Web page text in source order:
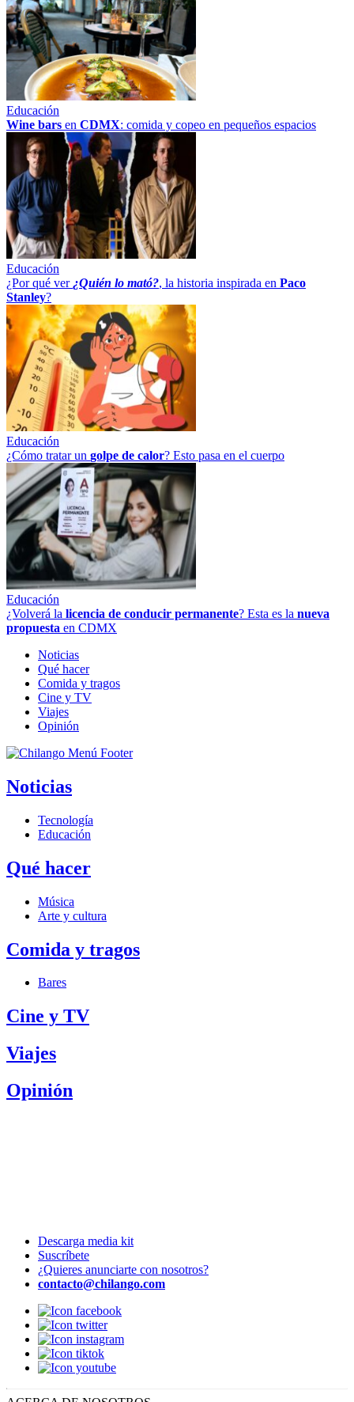
Educación
Wine bars en CDMX: comida y copeo en pequeños espacios
Educación
¿Por qué ver ¿Quién lo mató?, la historia inspirada en Paco
Stanley?
Educación
¿Cómo tratar un golpe de calor? Esto pasa en el cuerpo
Educación
¿Volverá la licencia de conducir permanente? Esta es la nueva
propuesta en CDMX
Noticias
Qué hacer
Comida y tragos
Cine y TV
Viajes
Opinión
Noticias
Tecnología
Educación
Qué hacer
Música
Arte y cultura
Comida y tragos
Bares
Cine y TV
Viajes
Opinión
Descarga media kit
Suscríbete
¿Quieres anunciarte con nosotros?
contacto@chilango.com